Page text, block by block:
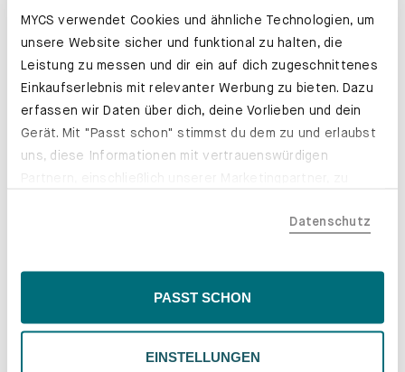
MYCS verwendet Cookies und ähnliche Technologien, um
unsere Website sicher und funktional zu halten, die
Leistung zu messen und dir ein auf dich zugeschnittenes
Einkaufserlebnis mit relevanter Werbung zu bieten. Dazu
erfassen wir Daten über dich, deine Vorlieben und dein
Gerät. Mit "Passt schon" stimmst du dem zu und erlaubst
uns, diese Informationen mit vertrauenswürdigen
der EU, beispielsweise in den USA, verarbeitet werden
Inhalte eingeschränkt sein könnten. Wähle
deiner Präferenzen. Du kannst deine Wahl jederzeit
ändern. Weitere Informationen findest du in unserer
Datenschutz
PASST SCHON
EINSTELLUNGEN